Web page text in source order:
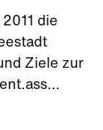
die
Ziele zur